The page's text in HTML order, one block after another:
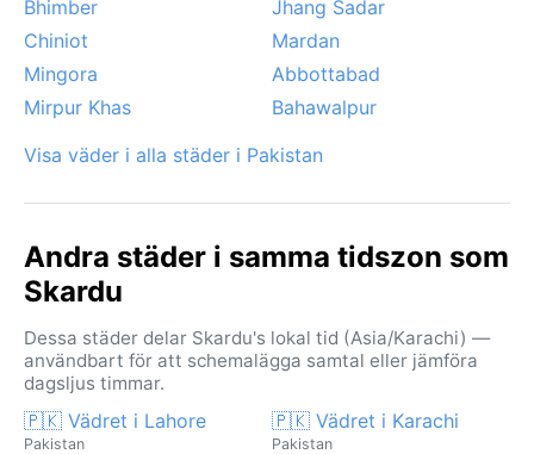
Bhimber
Jhang Sadar
Chiniot
Mardan
Mingora
Abbottabad
Mirpur Khas
Bahawalpur
Visa väder i alla städer i Pakistan
Andra städer i samma tidszon som
Skardu
Dessa städer delar Skardu's lokal tid (Asia/Karachi) —
användbart för att schemalägga samtal eller jämföra
dagsljus timmar.
🇵🇰 Vädret i Lahore
Pakistan
🇵🇰 Vädret i Karachi
Pakistan